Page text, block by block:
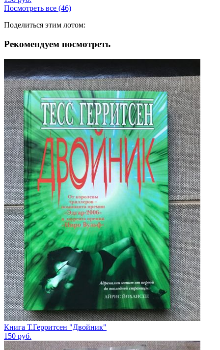
Посмотреть все (46)
Поделиться этим лотом:
Рекомендуем посмотреть
Книга Т.Герритсен "Двойник"
150 руб.